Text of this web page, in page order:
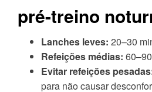
pré-treino
Lanches leves: 20–30
Refeições médias:
Evitar refeições
para não causar